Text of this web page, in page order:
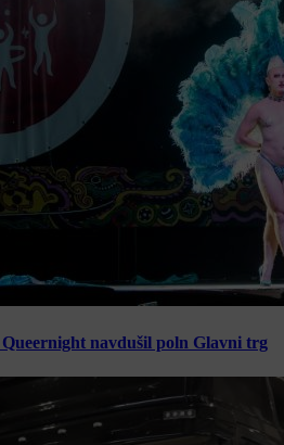
navdušil poln Glavni trg